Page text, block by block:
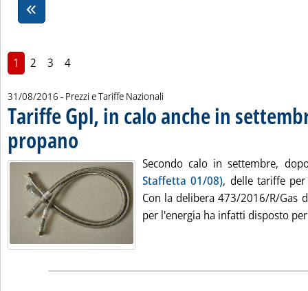
1 2 3 4
31/08/2016 - Prezzi e Tariffe Nazionali
Tariffe Gpl, in calo anche in
propano. Pubblicata mercoledì 31 agosto 2016 alle 15.59.
Secondo calo in settembre,
Staffetta 01/08), delle tariffe
Con la delibera 473/2016/R/Gas
per l'energia ha infatti disposto